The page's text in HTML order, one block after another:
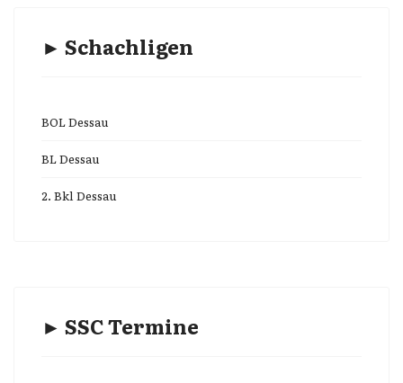
► Schachligen
BOL Dessau
BL Dessau
2. Bkl Dessau
► SSC Termine